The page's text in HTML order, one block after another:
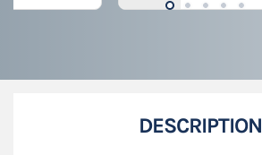
DESCRIPTION